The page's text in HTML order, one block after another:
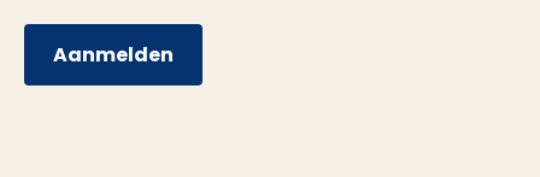
Aanmelden